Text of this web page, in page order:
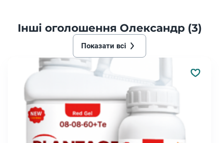
Інші оголошення Олександр (3)
Показати всі